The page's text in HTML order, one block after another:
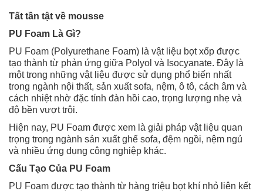
Tất tần tật về mousse
PU Foam Là Gì?
PU Foam (Polyurethane Foam) là vật liệu bọt xốp được
tạo thành từ phản ứng giữa Polyol và Isocyanate. Đây là
một trong những vật liệu được sử dụng phổ biến nhất
trong ngành nội thất, sản xuất sofa, nệm, ô tô, cách âm và
cách nhiệt nhờ đặc tính đàn hồi cao, trọng lượng nhẹ và
độ bền vượt trội.
Hiện nay, PU Foam được xem là giải pháp vật liệu quan
trọng trong ngành sản xuất ghế sofa, đệm ngồi, nệm ngủ
và nhiều ứng dụng công nghiệp khác.
Cấu Tạo Của PU Foam